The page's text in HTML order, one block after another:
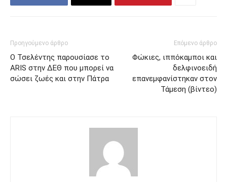
Προηγούμενο άρθρο
O Τσελέντης παρουσίασε το
ARIS στην ΔΕΘ που μπορεί να
σώσει ζωές και στην Πάτρα
Επόμενο άρθρο
Φώκιες, ιππόκαμποι και
δελφινοειδή
επανεμφανίστηκαν στον
Τάμεση (βίντεο)